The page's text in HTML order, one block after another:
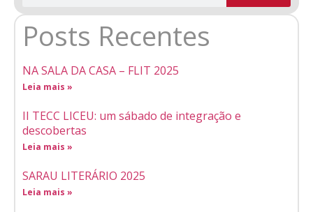
Posts Recentes
NA SALA DA CASA – FLIT 2025
Leia mais »
II TECC LICEU: um sábado de integração e
descobertas
Leia mais »
SARAU LITERÁRIO 2025
Leia mais »